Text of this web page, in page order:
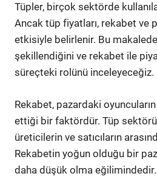
Tüpler, birçok sektörde
Ancak tüp fiyatları, rekabet ve
etkisiyle belirlenir. Bu makalede,
şekillendiğini ve rekabet ile
süreçteki rolünü inceleyeceğiz.
Rekabet, pazardaki
ettiği bir faktördür. Tüp
üreticilerin ve satıcıların
Rekabetin yoğun olduğu bir
daha düşük olma